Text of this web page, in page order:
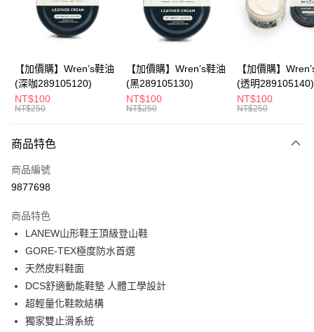
悠遊付
Google Pay
全盈+PAY
ATM付款
宅配
每筆NT$80，滿NT$990(含以上)免運費
付款後門市自取
每筆NT$80，滿NT$699(含以上)免運費
跨境配送 港澳、新馬
【加價購】Wren’s鞋油
(深咖289105120)
NT$100
NT$250
【加價購】Wren’s鞋油
(黑289105130)
NT$100
NT$250
【加價購】
(透明289105140)
NT$100
NT$250
商品特色
商品編號
9877698
商品特色
LANEW山形鞋王頂級登山鞋
GORE-TEX極度防水首選
天然皮料鞋面
DCS舒適動能鞋墊 人體工學設計
超輕量化鞋款結構
獨家雙止滑系統